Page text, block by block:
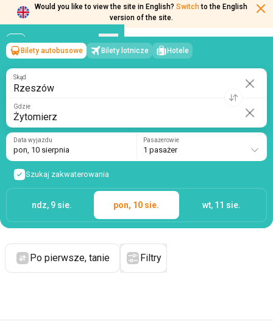
Would you like to view the site in English? Switch to the English
version of the site.
Rzeszów→Żytomierz
pon, 10 sierpnia/1 pasażer
Bilety autobusowe Bilety lotnicze Hotele
Skąd
Gdzie
Data wyjazdu
pon, 10 sierpnia
Pasażerowie
1 pasażer
Szukaj zakwaterowania
ndz, 9 sie. pon, 10 sie. wt, 11 sie.
Po pierwsze, tanie Filtry